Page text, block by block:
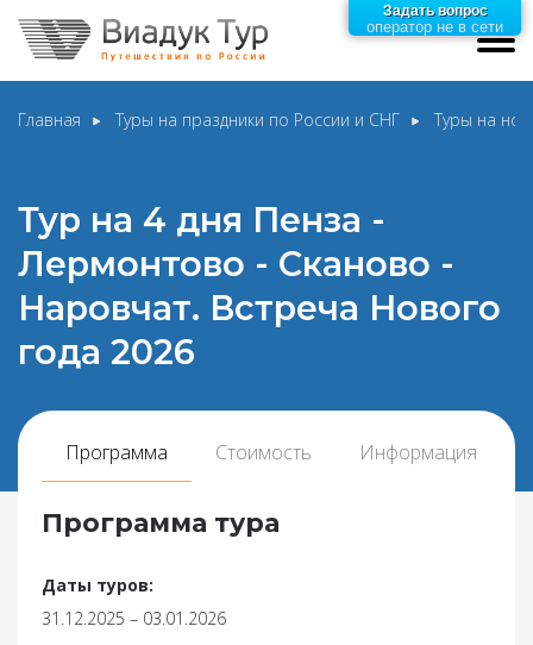
Главная Туры на праздники по России и СНГ Туры на
Тур на 4 дня Пенза -
Лермонтово - Сканово -
Наровчат. Встреча Нового
года 2026
Программа Стоимость Информация
Программа тура
Даты туров:
31.12.2025 – 03.01.2026
Задать вопрос
оператор не в сети